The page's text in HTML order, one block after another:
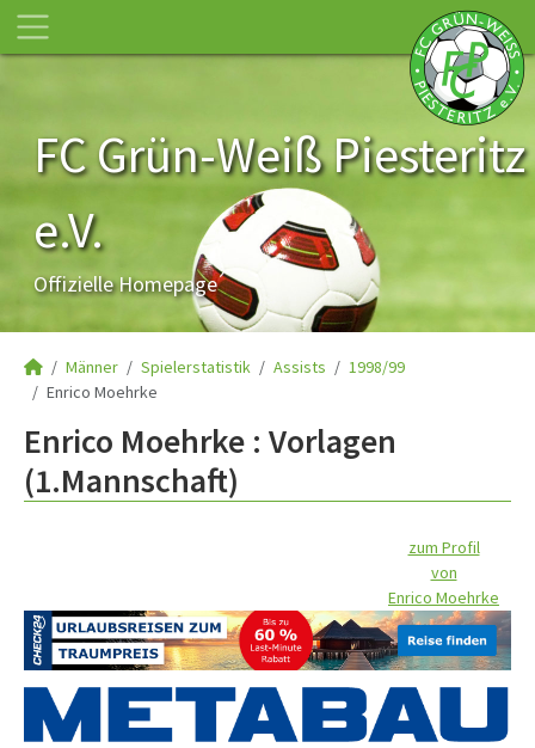
FC Grün-Weiß Piesteritz
e.V.
Offizielle Homepage
Männer Spielerstatistik Assists
1998/99
Enrico Moehrke
Enrico Moehrke : Vorlagen
(1.Mannschaft)
zum Profil
von
Enrico Moehrke